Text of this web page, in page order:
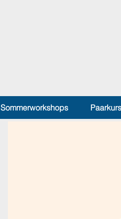
Sommerworkshops